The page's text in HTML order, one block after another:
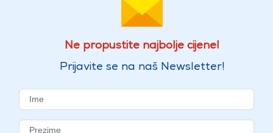
Ne propustite najbolje cijene!
Prijavite se na naš Newsletter!